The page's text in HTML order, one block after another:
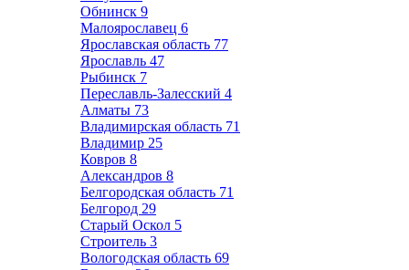
Обнинск 9
Малоярославец 6
Ярославская область 77
Ярославль 47
Рыбинск 7
Переславль-Залесский 4
Алматы 73
Владимирская область 71
Владимир 25
Ковров 8
Александров 8
Белгородская область 71
Белгород 29
Старый Оскол 5
Строитель 3
Вологодская область 69